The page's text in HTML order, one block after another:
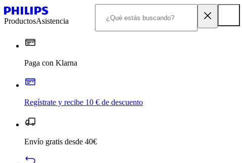
ProductosAsistencia
Paga con Klarna
Regístrate y recibe 10 € de descuento
Envío gratis desde 40€